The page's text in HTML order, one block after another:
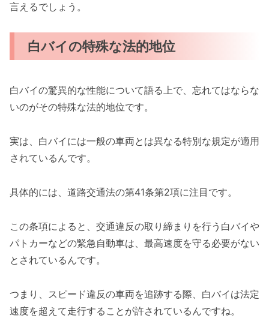
言えるでしょう。
白バイの特殊な法的地位
白バイの驚異的な性能について語る上で、忘れてはならな
いのがその特殊な法的地位です。
実は、白バイには一般の車両とは異なる特別な規定が適用
されているんです。
具体的には、道路交通法の第41条第2項に注目です。
この条項によると、交通違反の取り締まりを行う白バイや
パトカーなどの緊急自動車は、最高速度を守る必要がない
とされているんです。
つまり、スピード違反の車両を追跡する際、白バイは法定
速度を超えて走行することが許されているんですね。